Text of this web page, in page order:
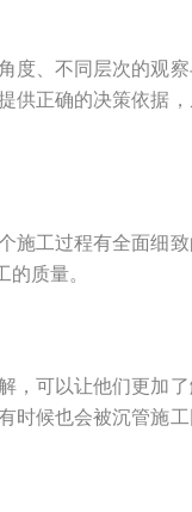
度、不同层次的观察
供正确的决策依据
施工过程有全面细致
质量。
，可以让他们更加
时候也会被沉管施